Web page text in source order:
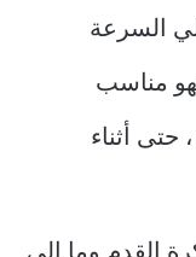
السرعة
مناسب
حتى أثناء